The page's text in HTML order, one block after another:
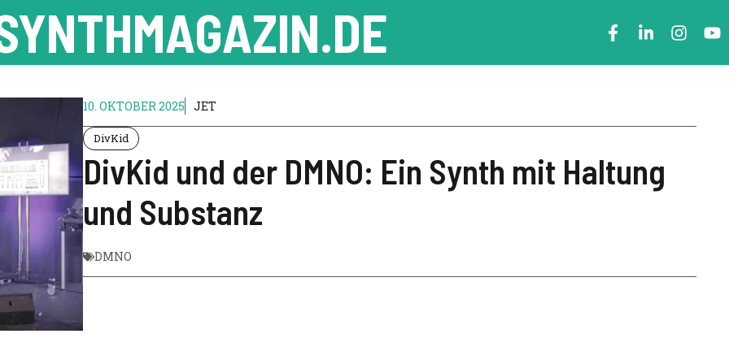
10. OKTOBER 2025 JET
DivKid
DivKid und der DMNO: Ein Synth mit Haltung
und Substanz
DMNO